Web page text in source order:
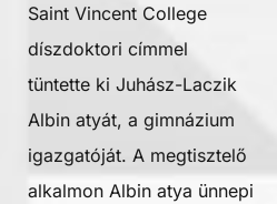
Saint Vincent College
díszdoktori címmel
tüntette ki Juhász-Laczik
Albin atyát, a gimnázium
igazgatóját. A megtisztelő
alkalmon Albin atya ünnepi